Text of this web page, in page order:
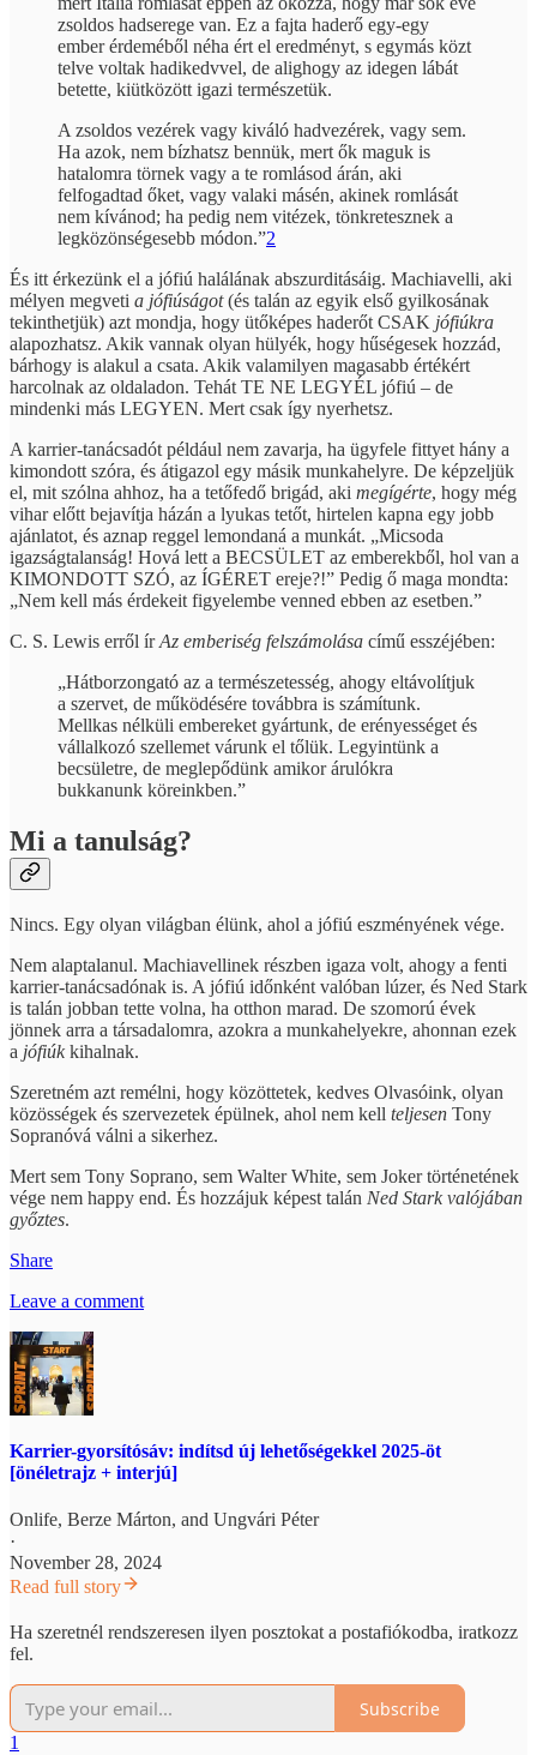
zsoldos hadserege van. Ez a fajta haderő egy-egy
ember érdeméből néha ért el eredményt, s egymás közt
telve voltak hadikedvvel, de alighogy az idegen lábát
betette, kiütközött igazi természetük.
A zsoldos vezérek vagy kiváló hadvezérek, vagy sem.
Ha azok, nem bízhatsz bennük, mert ők maguk is
hatalomra törnek vagy a te romlásod árán, aki
felfogadtad őket, vagy valaki másén, akinek romlását
nem kívánod; ha pedig nem vitézek, tönkretesznek a
legközönségesebb módon.”2
És itt érkezünk el a jófiú halálának abszurditásáig. Machiavelli, aki
mélyen megveti a jófiúságot(és talán az egyik első gyilkosának
tekinthetjük) azt mondja, hogy ütőképes haderőt CSAK jófiúkra
alapozhatsz. Akik vannak olyan hülyék, hogy hűségesek hozzád,
bárhogy is alakul a csata. Akik valamilyen magasabb értékért
harcolnak az oldaladon. Tehát TE NE LEGYÉL jófiú – de
mindenki más LEGYEN. Mert csak így nyerhetsz.
A karrier-tanácsadót például nem zavarja, ha ügyfele fittyet hány a
kimondott szóra, és átigazol egy másik munkahelyre. De képzeljük
el, mit szólna ahhoz, ha a tetőfedő brigád, aki megígérte, hogy még
vihar előtt bejavítja házán a lyukas tetőt, hirtelen kapna egy jobb
ajánlatot, és aznap reggel lemondaná a munkát. „Micsoda
igazságtalanság! Hová lett a BECSÜLET az emberekből, hol van a
KIMONDOTT SZÓ, az ÍGÉRET ereje?!” Pedig ő maga mondta:
„Nem kell más érdekeit figyelembe venned ebben az esetben.”
C. S. Lewis erről írAz emberiség felszámolása című esszéjében:
„Hátborzongató az a természetesség, ahogy eltávolítjuk
a szervet, de működésére továbbra is számítunk.
Mellkas nélküli embereket gyártunk, de erényességet és
vállalkozó szellemet várunk el tőlük. Legyintünk a
becsületre, de meglepődünk amikor árulókra
bukkanunk köreinkben.”
Mi a tanulság?
Nincs. Egy olyan világban élünk, ahol a jófiú eszményének vége.
Nem alaptalanul. Machiavellinek részben igaza volt, ahogy a fenti
karrier-tanácsadónak is. A jófiú időnként valóban lúzer, és Ned Stark
is talán jobban tette volna, ha otthon marad. De szomorú évek
jönnek arra a társadalomra, azokra a munkahelyekre, ahonnan ezek
a jófiúkkihalnak.
Szeretném azt remélni, hogy közöttetek, kedves Olvasóink, olyan
közösségek és szervezetek épülnek, ahol nem kell teljesen Tony
Sopranóvá válni a sikerhez.
Mert sem Tony Soprano, sem Walter White, sem Joker történetének
vége nem happy end. És hozzájuk képest talán Ned Stark valójában
győztes.
Share
Leave a comment
Karrier-gyorsítósáv: indítsd új lehetőségekkel 2025-öt
[önéletrajz + interjú]
Onlife, Berze Márton, and Ungvári Péter
·
November 28, 2024
Read full story
Ha szeretnél rendszeresen ilyen posztokat a postafiókodba, iratkozz
fel.
Subscribe
1